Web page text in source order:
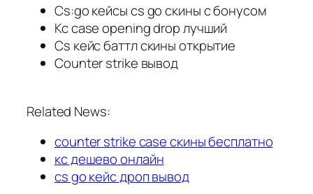
Cs:go кейсы cs go скины с бонусом
Кс case opening drop лучший
Cs кейс баттл скины открытие
Counter strike вывод
Related News:
counter strike case скины бесплатно
кс дешево онлайн
cs go кейс дроп вывод